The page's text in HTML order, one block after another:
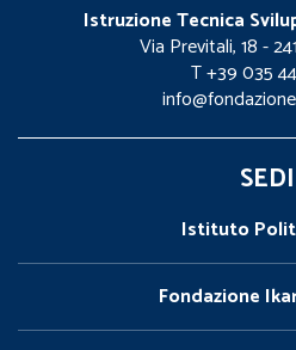
Istruzione Tecnica
Via Previtali, 18 -
T +39 035
SEDI
Istituto
Fondazione